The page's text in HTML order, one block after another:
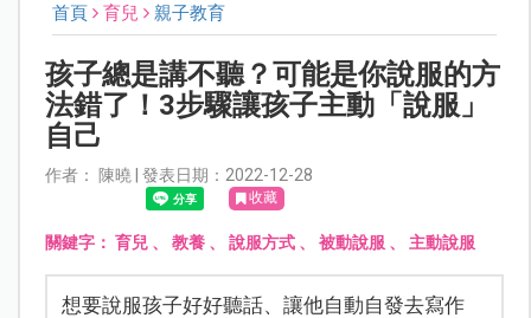
首頁 育兒 親子教育
孩子總是講不聽？可能是你說服的方
法錯了！3步驟讓孩子主動「說服」
自己
作者： 陳曉 | 發表日期：2022-12-28
收藏
關鍵字： 育兒、 教養、 說服方式、 被動說服 、 主動說服
想要說服孩子好好聽話、讓他自動自發去寫作